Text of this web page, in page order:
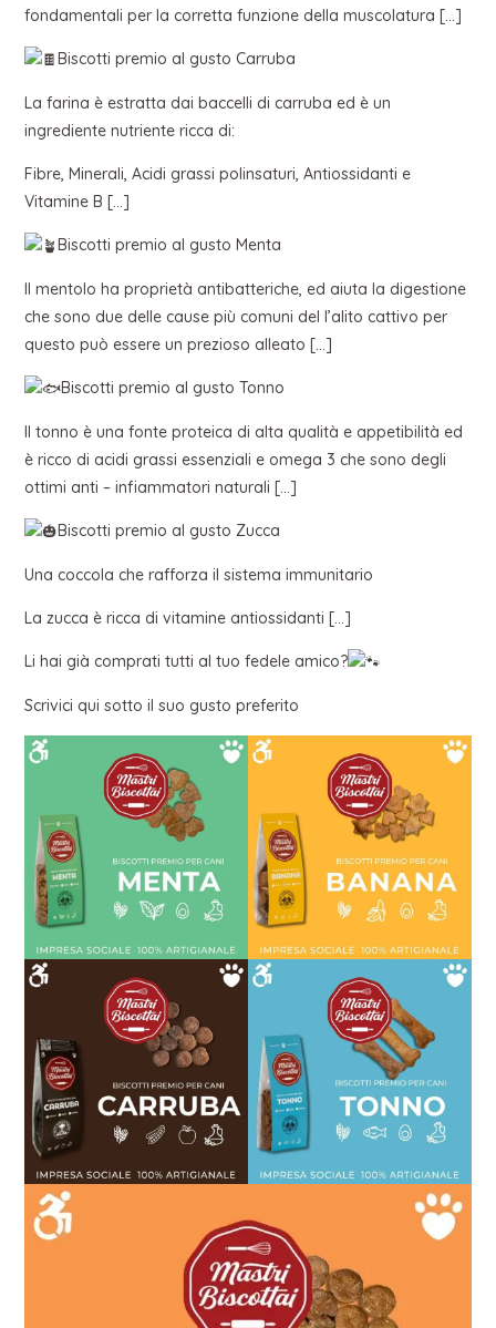
fondamentali per la corretta funzione della muscolatura […]
Biscotti premio al gusto Carruba
La farina è estratta dai baccelli di carruba ed è un
ingrediente nutriente ricca di:
Fibre, Minerali, Acidi grassi polinsaturi, Antiossidanti e
Vitamine B […]
Biscotti premio al gusto Menta
Il mentolo ha proprietà antibatteriche, ed aiuta la digestione
che sono due delle cause più comuni del l’alito cattivo per
questo può essere un prezioso alleato […]
Biscotti premio al gusto Tonno
Il tonno è una fonte proteica di alta qualità e appetibilità ed
è ricco di acidi grassi essenziali e omega 3 che sono degli
ottimi anti – infiammatori naturali […]
Biscotti premio al gusto Zucca
Una coccola che rafforza il sistema immunitario
La zucca è ricca di vitamine antiossidanti […]
Li hai già comprati tutti al tuo fedele amico?
Scrivici qui sotto il suo gusto preferito